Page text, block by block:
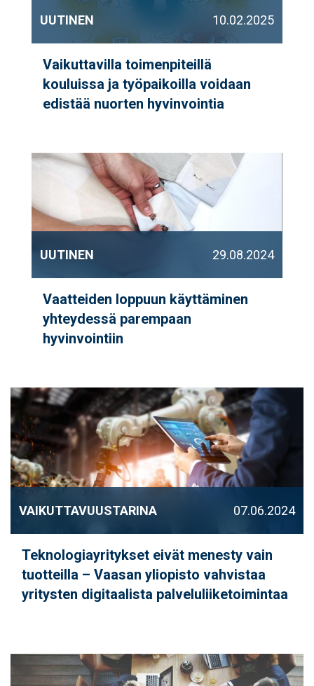
UUTINEN 10.02.2025
Vaikuttavilla toimenpiteillä
kouluissa ja työpaikoilla voidaan
edistää nuorten hyvinvointia
UUTINEN 29.08.2024
Vaatteiden loppuun käyttäminen
yhteydessä parempaan
hyvinvointiin
VAIKUTTAVUUSTARINA 07.06.2024
Teknologiayritykset eivät menesty vain
tuotteilla – Vaasan yliopisto vahvistaa
yritysten digitaalista palveluliiketoimintaa